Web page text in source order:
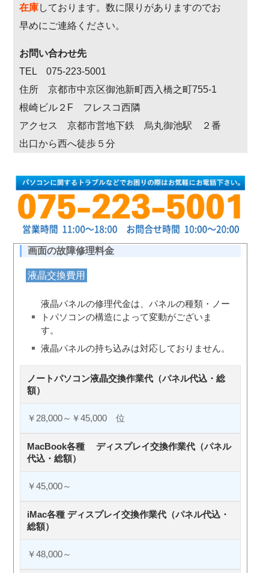
在庫しております。数に限りがありますのでお
早めにご連絡ください。
お問い合わせ先
TEL 075-223-5001
住所 京都市中京区御池新町西入橋之町755-1
根崎ビル２F フレスコ西隣
アクセス 京都市営地下鉄 烏丸御池駅 ２番
出口から西へ徒歩５分
画面の故障修理料金
液晶交換費用
液晶パネルの修理代金は、パネルの種類・ノー
トパソコンの構造によって変動がございま
す。
液晶パネルの持ち込みは対応しておりません。
ノートパソコン液晶交換作業代（パネル代込・総
額）
￥28,000～￥45,000 位
MacBook各種 ディスプレイ交換作業代（パネル
代込・総額）
￥45,000～
iMac各種 ディスプレイ交換作業代（パネル代込・
総額）
￥48,000～